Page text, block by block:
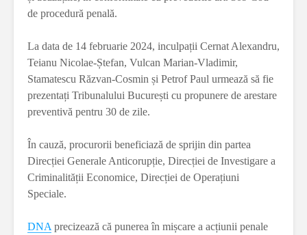
de procedură penală.
La data de 14 februarie 2024, inculpații Cernat Alexandru,
Teianu Nicolae-Ștefan, Vulcan Marian-Vladimir,
Stamatescu Răzvan-Cosmin și Petrof Paul urmează să fie
prezentați Tribunalului București cu propunere de arestare
preventivă pentru 30 de zile.
În cauză, procurorii beneficiază de sprijin din partea
Direcției Generale Anticorupție, Direcției de Investigare a
Criminalității Economice, Direcției de Operațiuni
Speciale.
DNA precizează că punerea în mișcare a acțiunii penale